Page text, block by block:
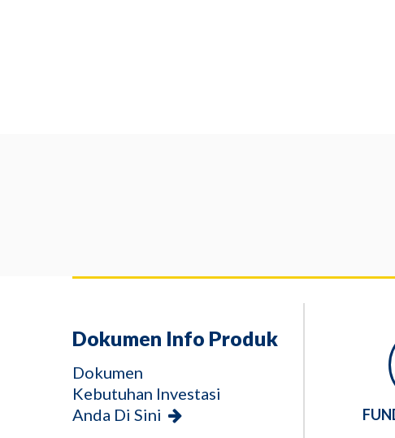
Dokumen Info Produk
Dokumen
Kebutuhan Investasi
Anda Di Sini